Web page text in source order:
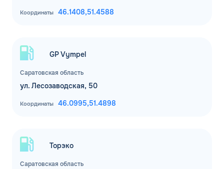
Координаты 46.1408,51.4588
Саратовская область
GP Vympel
ул. Лесозаводская, 50
Координаты 46.0995,51.4898
Саратовская область
Торэко